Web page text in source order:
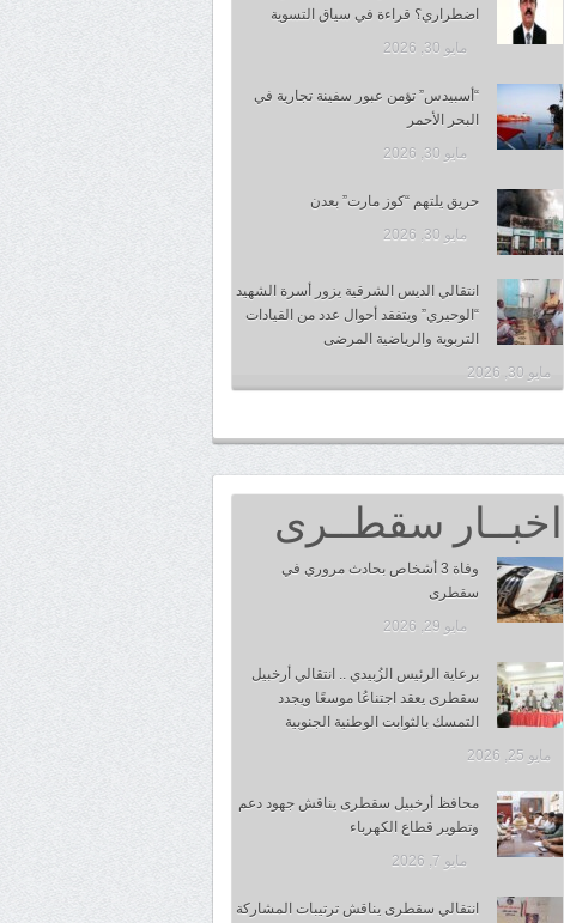
اضطراري؟ قراءة في سياق التسوية
مايو 30, 2026
“أسبيدس” تؤمن عبور سفينة تجارية في
البحر الأحمر
مايو 30, 2026
حريق يلتهم “كوز مارت” بعدن
مايو 30, 2026
انتقالي الديس الشرقية يزور أسرة الشهيد
“الوحيري” ويتفقد أحوال عدد من القيادات
التربوية والرياضية المرضى
مايو 30, 2026
اخبــار سقطــرى
وفاة 3 أشخاص بحادث مروري في
سقطرى
مايو 29, 2026
برعاية الرئيس الزُبيدي .. انتقالي أرخبيل
سقطرى يعقد اجتناعُا موسعًا ويجدد
التمسك بالثوابت الوطنية الجنوبية
مايو 25, 2026
محافظ أرخبيل سقطرى يناقش جهود دعم
وتطوير قطاع الكهرباء
مايو 7, 2026
انتقالي سقطرى يناقش ترتيبات المشاركة